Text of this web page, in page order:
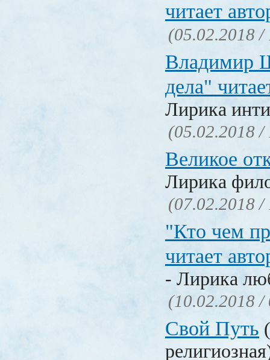
читает
(05.02.2018 /
Владимир
дела"
Лирика
(05.02.2018 /
Великое
Лирика
(07.02.2018 /
"Кто чем
читает
- Лирика
(10.02.2018 /
Свой Путь